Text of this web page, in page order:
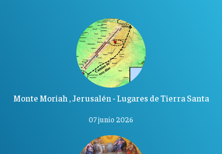
Monte Moriah , Jerusalén - Lugares de Tierra Santa
07 junio 2026